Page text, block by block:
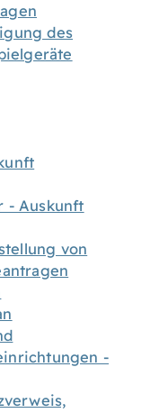
des
- Auskunft
von
-